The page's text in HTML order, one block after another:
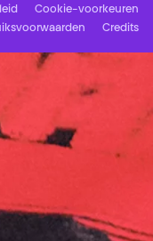
Cookie-voorkeuren
Credits